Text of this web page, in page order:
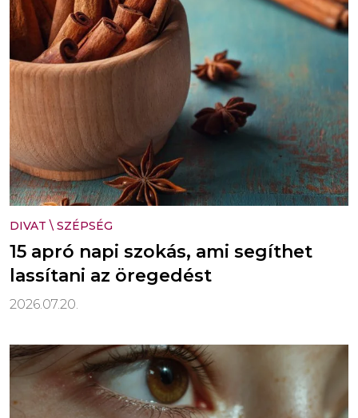
DIVAT \ SZÉPSÉG
15 apró napi szokás, ami segíthet
lassítani az öregedést
2026.07.20.